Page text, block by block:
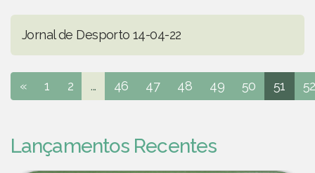
Jornal de Desporto 14-04-22
« 1 2 ... 46 47 48 49 50 51 52
Lançamentos Recentes